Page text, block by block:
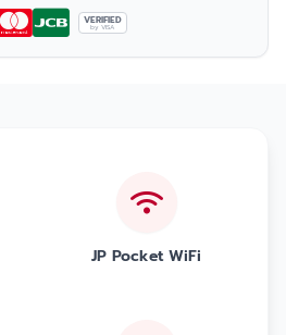
VERIFIED
by VISA
JP Pocket WiFi